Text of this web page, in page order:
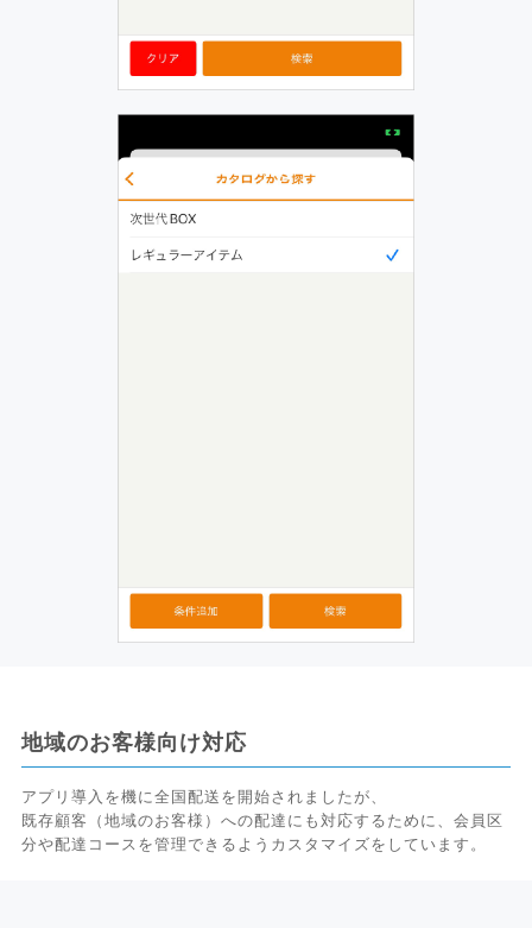
地域のお客様向け対応
アプリ導入を機に全国配送を開始されましたが、
既存顧客（地域のお客様）への配達にも対応するために、会員区
分や配達コースを管理できるようカスタマイズをしています。